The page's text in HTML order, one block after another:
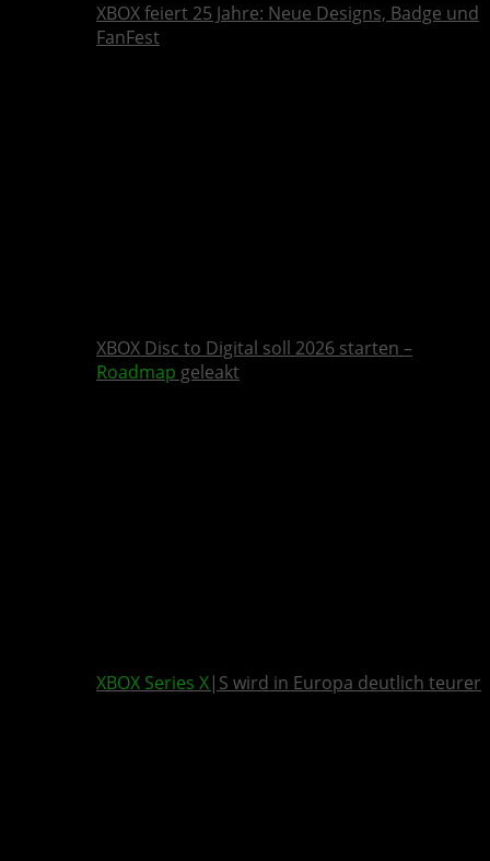
XBOX feiert 25 Jahre: Neue Designs, Badge und
FanFest
XBOX Disc to Digital soll 2026 starten –
Roadmap geleakt
XBOX Series X|S wird in Europa deutlich teurer